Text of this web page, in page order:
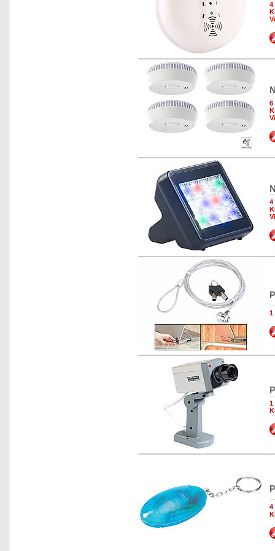
4
6
4
1
1
4